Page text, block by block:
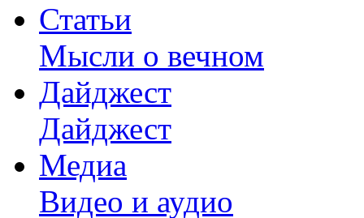
Статьи
Мысли о вечном
Дайджест
Дайджест
Медиа
Видео и аудио